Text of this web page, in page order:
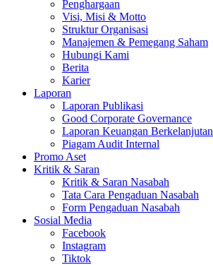
Penghargaan
Visi, Misi & Motto
Struktur Organisasi
Manajemen & Pemegang Saham
Hubungi Kami
Berita
Karier
Laporan
Laporan Publikasi
Good Corporate Governance
Laporan Keuangan Berkelanjutan
Piagam Audit Internal
Promo Aset
Kritik & Saran
Kritik & Saran Nasabah
Tata Cara Pengaduan Nasabah
Form Pengaduan Nasabah
Sosial Media
Facebook
Instagram
Tiktok